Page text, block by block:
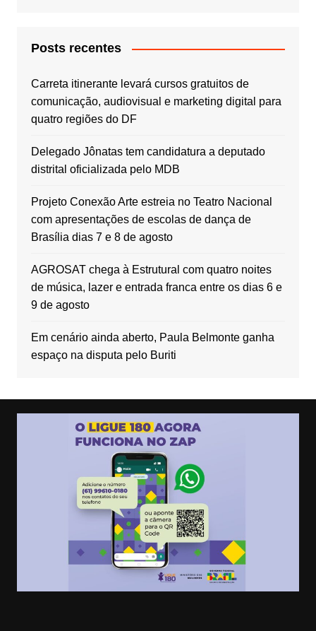
Posts recentes
Carreta itinerante levará cursos gratuitos de
comunicação, audiovisual e marketing digital para
quatro regiões do DF
Delegado Jônatas tem candidatura a deputado
distrital oficializada pelo MDB
Projeto Conexão Arte estreia no Teatro Nacional
com apresentações de escolas de dança de
Brasília dias 7 e 8 de agosto
AGROSAT chega à Estrutural com quatro noites
de música, lazer e entrada franca entre os dias 6 e
9 de agosto
Em cenário ainda aberto, Paula Belmonte ganha
espaço na disputa pelo Buriti